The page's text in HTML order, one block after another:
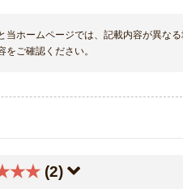
ホームページでは、記載内容が異なる
ご確認ください。
(2)